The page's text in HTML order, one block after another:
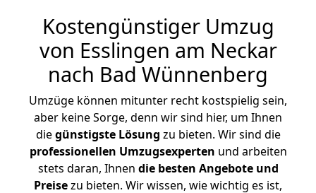
Kostengünstiger Umzug
von Esslingen am Neckar
nach Bad Wünnenberg
Umzüge können mitunter recht kostspielig sein,
aber keine Sorge, denn wir sind hier, um Ihnen
diegünstigste Lösung zu bieten. Wir sind die
professionellen Umzugsexperten und arbeiten
stets daran, Ihnen die besten Angebote und
Preisezu bieten. Wir wissen, wie wichtig es ist,